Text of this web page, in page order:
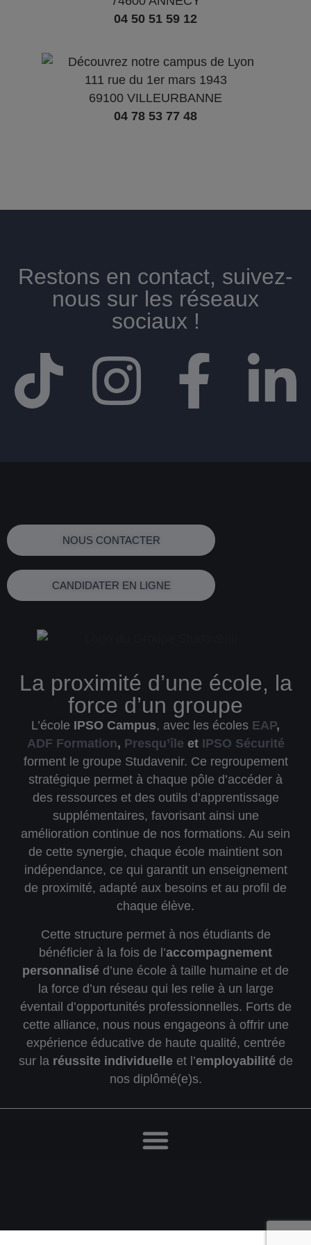
04 50 51 59 12
111 rue du 1er mars 1943
69100 VILLEURBANNE
04 78 53 77 48
Restons en contact, suivez-
nous sur les réseaux
sociaux !​
NOUS CONTACTER
CANDIDATER EN LIGNE
La proximité d’une école, la
force d’un groupe
L’école IPSO Campus, avec les écoles EAP,
ADF Formation, Presqu’île et IPSO Sécurité
forment le groupe Studavenir. Ce regroupement
stratégique permet à chaque pôle d’accéder à
des ressources et des outils d’apprentissage
supplémentaires, favorisant ainsi une
amélioration continue de nos formations. Au sein
de cette synergie, chaque école maintient son
indépendance, ce qui garantit un enseignement
de proximité, adapté aux besoins et au profil de
chaque élève.
Cette structure permet à nos étudiants de
bénéficier à la fois de l’accompagnement
personnalisé d’une école à taille humaine et de
la force d’un réseau qui les relie à un large
éventail d’opportunités professionnelles. Forts de
cette alliance, nous nous engageons à offrir une
expérience éducative de haute qualité, centrée
sur la réussite individuelle et l’employabilitéde
nos diplômé(e)s.